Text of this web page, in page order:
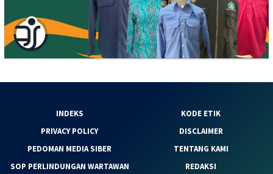
INDEKS
KODE ETIK
PRIVACY POLICY
DISCLAIMER
PEDOMAN MEDIA SIBER
TENTANG KAMI
SOP PERLINDUNGAN WARTAWAN
REDAKSI